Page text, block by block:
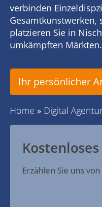
verbinden
Gesamtkunstwerken,
platzieren Sie in
umkämpften Märkten.
Ihr persönlicher
Home » Digital
Erzählen Sie uns